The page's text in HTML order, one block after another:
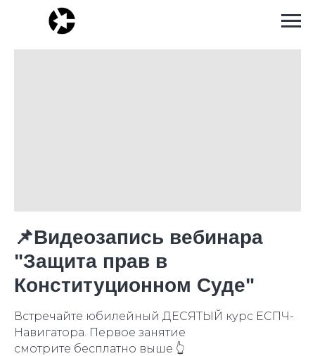
📌Видеозапись вебинара
"Защита прав в
Конституционном Суде"
Встречайте юбилейный ДЕСЯТЫЙ курс ЕСПЧ-
Навигатора. Первое занятие
смотрите бесплатно выше 👆